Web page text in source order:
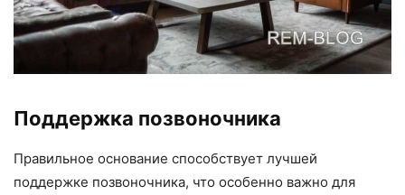
Поддержка позвоночника
Правильное основание способствует лучшей
поддержке позвоночника, что особенно важно для